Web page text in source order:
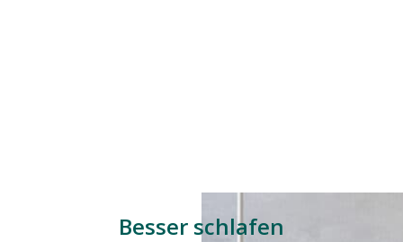
Besser schlafen